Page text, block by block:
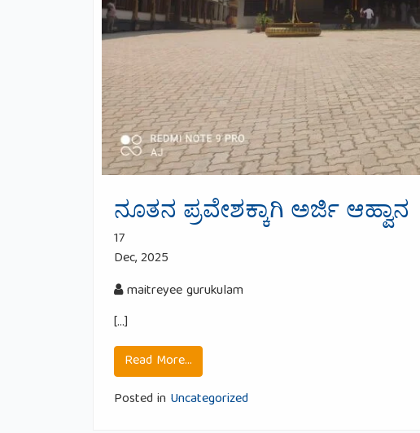
ನೂತನ ಪ್ರವೇಶಕ್ಕಾಗಿ ಅರ್ಜಿ ಆಹ್ವಾನ
17
Dec, 2025
maitreyee gurukulam
[…]
Read More…
Posted in Uncategorized